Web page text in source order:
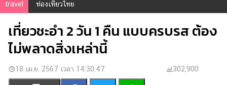
หวย
ผล
บอล
สด
การ
เงิน
travel ท่องเที่ยวไทย
เที่ยวชะอำ 2 วัน 1 คืน แบบครบรส ต้อง
ไม่พลาดสิ่งเหล่านี้
18 เม.ย. 2567 เวลา 14:30:47 302,900